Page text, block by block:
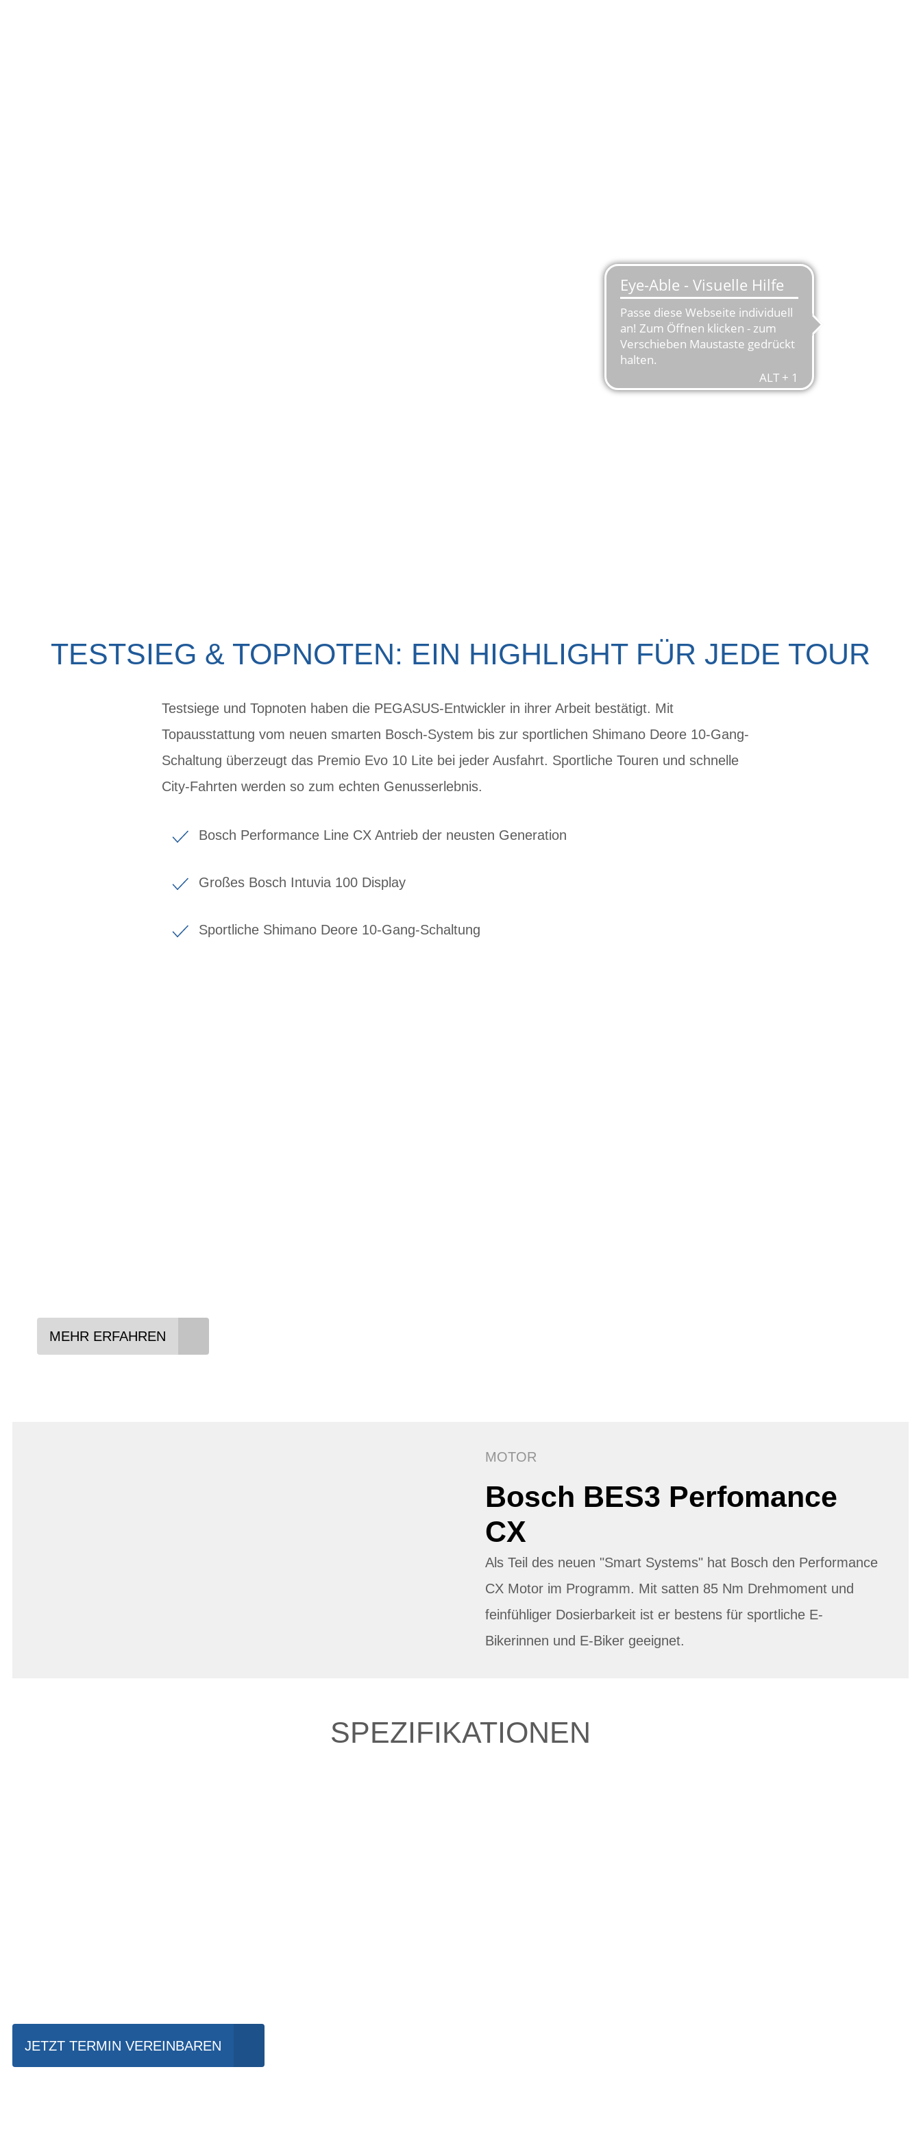
TESTSIEG & TOPNOTEN: EIN HIGHLIGHT FÜR JEDE TOUR
Testsiege und Topnoten haben die PEGASUS-Entwickler in ihrer Arbeit bestätigt. Mit
Topausstattung vom neuen smarten Bosch-System bis zur sportlichen Shimano Deore 10-Gang-
Schaltung überzeugt das Premio Evo 10 Lite bei jeder Ausfahrt. Sportliche Touren und schnelle
City-Fahrten werden so zum echten Genusserlebnis.
Bosch Performance Line CX Antrieb der neusten Generation
Großes Bosch Intuvia 100 Display
Sportliche Shimano Deore 10-Gang-Schaltung
MEHR ERFAHREN
MOTOR
Bosch BES3 Perfomance
CX
Als Teil des neuen "Smart Systems" hat Bosch den Performance
CX Motor im Programm. Mit satten 85 Nm Drehmoment und
feinfühliger Dosierbarkeit ist er bestens für sportliche E-
Bikerinnen und E-Biker geeignet.
SPEZIFIKATIONEN
JETZT TERMIN VEREINBAREN